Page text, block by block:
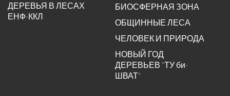
ДЕРЕВЬЯ В ЛЕСАХ
ЕНФ-ККЛ
БИОСФЕРНАЯ ЗОНА
ОБЩИННЫЕ ЛЕСА
ЧЕЛОВЕК И ПРИРОДА
НОВЫЙ ГОД
ДЕРЕВЬЕВ "ТУ би-
ШВАТ"